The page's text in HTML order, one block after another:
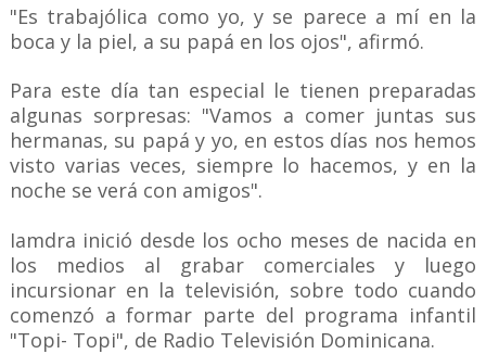
"Es trabajólica como yo, y se parece a mí en la
boca y la piel, a su papá en los ojos", afirmó.
Para este día tan especial le tienen preparadas
algunas sorpresas: "Vamos a comer juntas sus
hermanas, su papá y yo, en estos días nos hemos
visto varias veces, siempre lo hacemos, y en la
noche se verá con amigos".
Iamdra inició desde los ocho meses de nacida en
los medios al grabar comerciales y luego
incursionar en la televisión, sobre todo cuando
comenzó a formar parte del programa infantil
"Topi- Topi", de Radio Televisión Dominicana.